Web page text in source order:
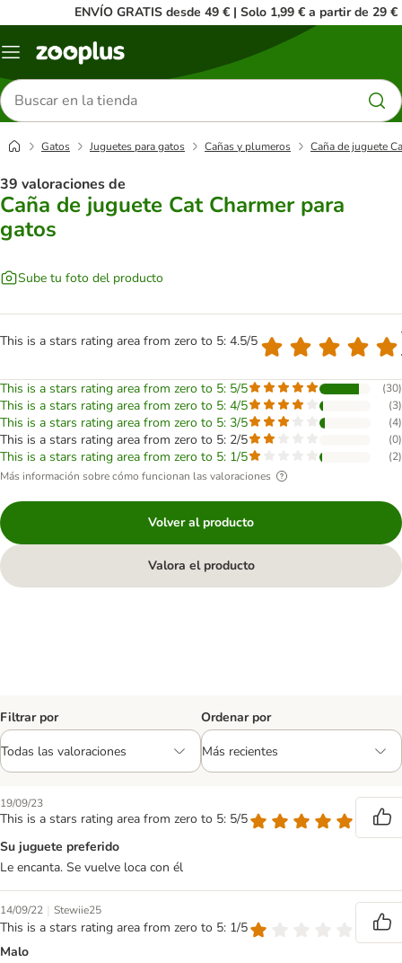
ENVÍO GRATIS desde 49 € | Solo 1,99 € a partir de 29 €
Menú
Buscar
productos
Gatos Juguetes para gatos Cañas y plumeros Caña de juguete
39 valoraciones de
Caña de juguete Cat Charmer para
gatos
Sube tu foto del producto
This is a stars rating area from zero to 5: 4.5/5
This is a stars rating area from zero to 5: 5/5 (30)
This is a stars rating area from zero to 5: 4/5 (3)
This is a stars rating area from zero to 5: 3/5 (4)
This is a stars rating area from zero to 5: 2/5 (0)
This is a stars rating area from zero to 5: 1/5 (2)
Más información sobre cómo funcionan las valoraciones
Volver al producto
Valora el producto
Filtrar por Ordenar por
19/09/23
This is a stars rating area from zero to 5: 5/5
Su juguete preferido
Le encanta. Se vuelve loca con él
14/09/22 | Stewiie25
This is a stars rating area from zero to 5: 1/5
Malo